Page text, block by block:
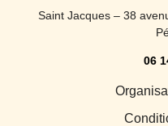
Saint Jacques – 38
06